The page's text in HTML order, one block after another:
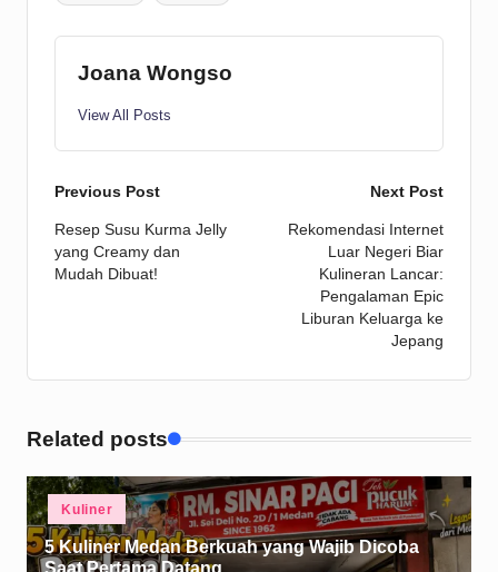
Joana Wongso
View All Posts
Post
navigation
Previous Post
Resep Susu Kurma Jelly
yang Creamy dan
Mudah Dibuat!
Next Post
Rekomendasi Internet
Luar Negeri Biar
Kulineran Lancar:
Pengalaman Epic
Liburan Keluarga ke
Jepang
Related posts
in
Kuliner
5 Kuliner Medan Berkuah yang Wajib Dicoba